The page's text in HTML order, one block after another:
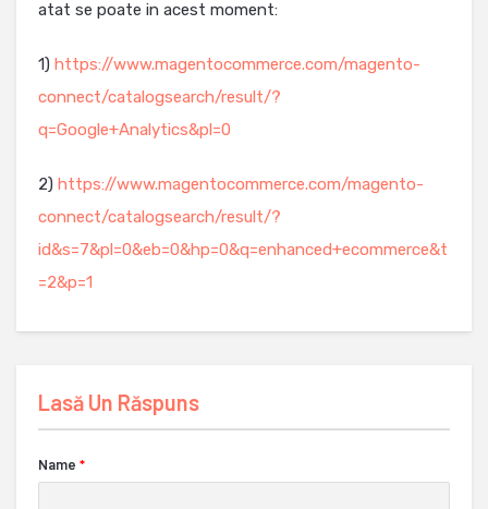
atat se poate in acest moment:
1) https://www.magentocommerce.com/magento-
connect/catalogsearch/result/?
q=Google+Analytics&pl=0
2) https://www.magentocommerce.com/magento-
connect/catalogsearch/result/?
id&s=7&pl=0&eb=0&hp=0&q=enhanced+ecommerce&t
=2&p=1
Lasă Un Răspuns
Name *